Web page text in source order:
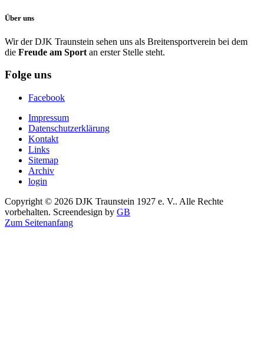
Über uns
Wir der DJK Traunstein sehen uns als Breitensportverein bei dem
die Freude am Sport an erster Stelle steht.
Folge uns
Facebook
Impressum
Datenschutzerklärung
Kontakt
Links
Sitemap
Archiv
login
Copyright © 2026 DJK Traunstein 1927 e. V.. Alle Rechte
vorbehalten. Screendesign by GB
Zum Seitenanfang